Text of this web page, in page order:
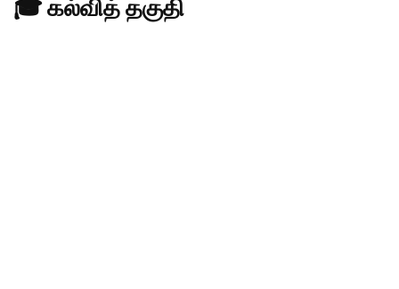
🎓 கல்வித் தகுதி